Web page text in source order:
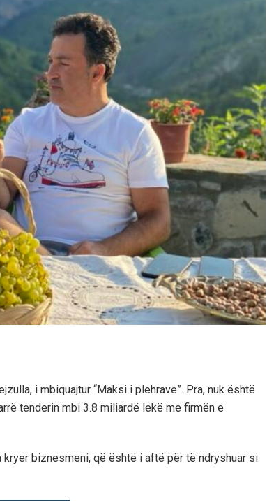
i mbiquajtur “Maksi i plehrave”. Pra, nuk është
tenderin mbi 3.8 miliardë lekë me firmën e
biznesmeni, që është i aftë për të ndryshuar si